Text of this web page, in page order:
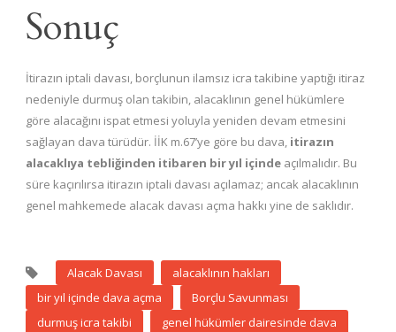
Sonuç
İtirazın iptali davası, borçlunun ilamsız icra takibine yaptığı itiraz
nedeniyle durmuş olan takibin, alacaklının genel hükümlere
göre alacağını ispat etmesi yoluyla yeniden devam etmesini
sağlayan dava türüdür. İİK m.67’ye göre bu dava, itirazın
alacaklıya tebliğinden itibaren bir yıl içinde açılmalıdır. Bu
süre kaçırılırsa itirazın iptali davası açılamaz; ancak alacaklının
genel mahkemede alacak davası açma hakkı yine de saklıdır.
Alacak Davası
alacaklının hakları
bir yıl içinde dava açma
Borçlu Savunması
durmuş icra takibi
genel hükümler dairesinde dava